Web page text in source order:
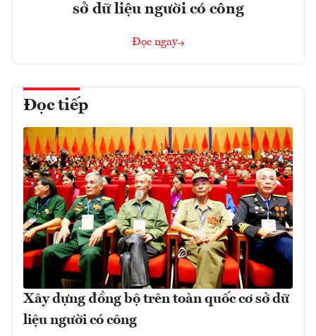
sở dữ liệu người có công
Đọc ngay
Đọc tiếp
Xây dựng đồng bộ trên toàn quốc cơ sở dữ
liệu người có công